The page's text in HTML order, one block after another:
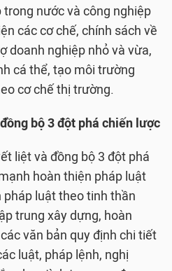
nước và công nghiệp
các cơ chế, chính sách về
doanh nghiệp nhỏ và vừa,
cá thể, tạo môi trường
cơ chế thị trường.
bộ 3 đột phá chiến lược
liệt và đồng bộ 3 đột phá
hoàn thiện pháp luật
luật theo tinh thần
trung xây dựng, hoàn
văn bản quy định chi tiết
luật, pháp lệnh, nghị